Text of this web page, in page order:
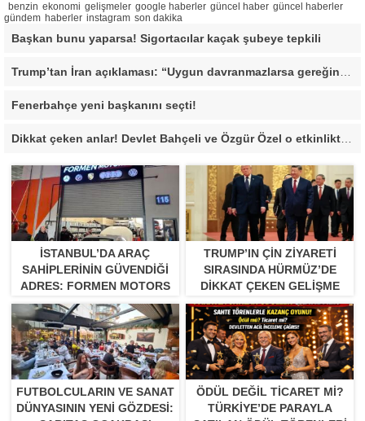
benzin ekonomi gelişmeler google haberler güncel haber güncel haberler
gündem haberler instagram son dakika
Başkan bunu yaparsa! Sigortacılar kaçak şubeye tepkili
Fenerbahçe yeni başkanını seçti!
Dikkat çeken anlar! Devlet Bahçeli ve Özgür Özel o etkinlikte bir araya geldiler
İSTANBUL’DA ARAÇ
SAHIPLERININ GÜVENDIĞI
ADRES: FORMEN MOTORS
TRUMP’IN ÇIN ZIYARETI
SIRASINDA HÜRMÜZ’DE
DIKKAT ÇEKEN GELIŞME
FUTBOLCULARIN VE SANAT
DÜNYASININ YENI GÖZDESI:
ÖDÜL DEĞIL TICARET MI?
TÜRKIYE’DE PARAYLA